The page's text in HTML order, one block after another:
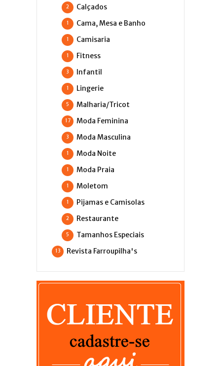
Calçados
2
Cama, Mesa e Banho
1
Camisaria
1
Fitness
1
Infantil
3
Lingerie
1
Malharia/Tricot
5
Moda Feminina
17
Moda Masculina
3
Moda Noite
1
Moda Praia
1
Moletom
1
Pijamas e Camisolas
1
Restaurante
2
Tamanhos Especiais
5
Revista Farroupilha's
13